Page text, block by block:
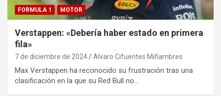
FORMULA 1 MOTOR
Verstappen: «Debería haber estado en primera
fila»
7 de diciembre de 2024 Alvaro Cifuentes Miñambres
Max Verstappen ha reconocido su frustración tras una
clasificación en la que su Red Bull no…